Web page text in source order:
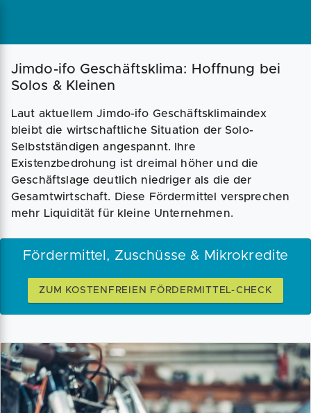
Magazin Businessplan Fördermittel
Jimdo-ifo Geschäftsklima: Hoffnung bei
Solos & Kleinen
Laut aktuellem Jimdo-ifo Geschäftsklimaindex
bleibt die wirtschaftliche Situation der Solo-
Selbstständigen angespannt. Ihre
Existenzbedrohung ist dreimal höher und die
Geschäftslage deutlich niedriger als die der
Gesamtwirtschaft. Diese Fördermittel versprechen
mehr Liquidität für kleine Unternehmen.
Fördermittel, Zuschüsse & Mikrokredite
ZUM KOSTENFREIEN FÖRDERMITTEL-CHECK